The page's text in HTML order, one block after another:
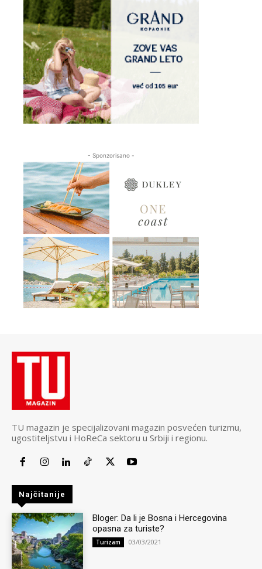
- Sponzorisano -
TU magazin je specijalizovani magazin posvećen turizmu,
ugostiteljstvu i HoReCa sektoru u Srbiji i regionu.
Najčitanije
Bloger: Da li je Bosna i Hercegovina
opasna za turiste?
Turizam 03/03/2021